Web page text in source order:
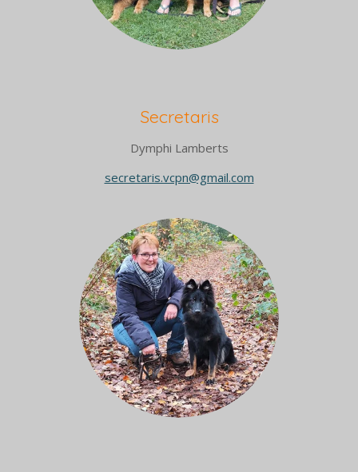
Secretaris
Dymphi Lamberts
secretaris.vcpn@gmail.com